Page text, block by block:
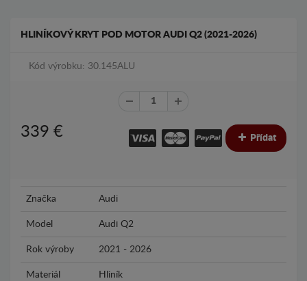
HLINÍKOVÝ KRYT POD MOTOR AUDI Q2 (2021-2026)
Kód výrobku: 30.145ALU
339 € Přídat
Značka Audi
Model Audi Q2
Rok výroby 2021 - 2026
Materiál Hliník